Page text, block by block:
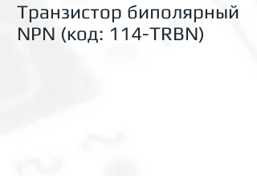
Транзистор биполярный
NPN (код: 114-TRBN)